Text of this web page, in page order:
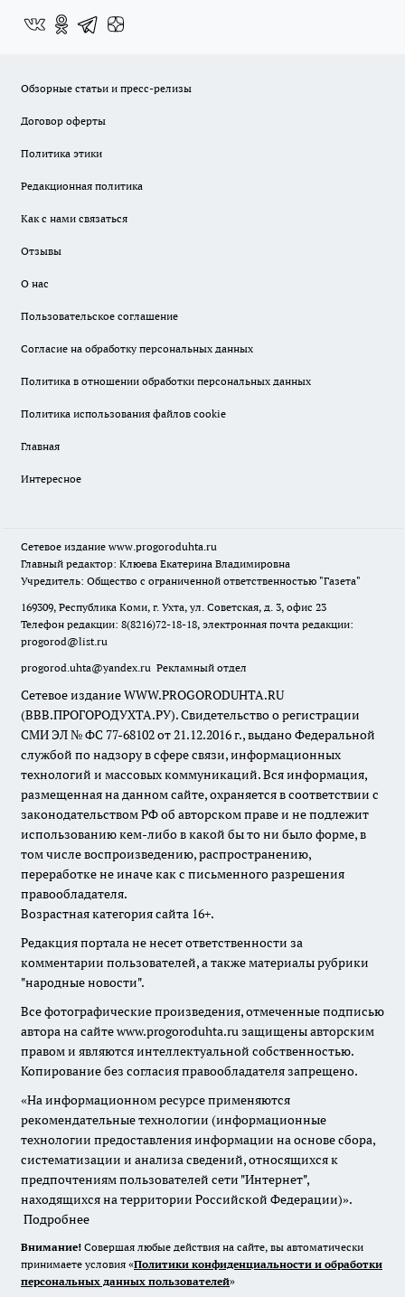
Обзорные статьи и пресс-релизы
Договор оферты
Политика этики
Редакционная политика
Как с нами связаться
Отзывы
О нас
Пользовательское соглашение
Согласие на обработку персональных данных
Политика в отношении обработки персональных данных
Политика использования файлов cookie
Главная
Интересное
Сетевое издание www.progoroduhta.ru
Главный редактор: Клюева Екатерина Владимировна
Учредитель: Общество с ограниченной ответственностью "Газета"
169309, Республика Коми, г. Ухта, ул. Советская, д. 3, офис 23
Телефон редакции: 8(8216)72-18-18, электронная почта редакции:
progorod@list.ru
progorod.uhta@yandex.ru Рекламный отдел
Сетевое издание WWW.PROGORODUHTA.RU
(ВВВ.ПРОГОРОДУХТА.РУ). Свидетельство о регистрации
СМИ ЭЛ № ФС 77-68102 от 21.12.2016 г., выдано Федеральной
службой по надзору в сфере связи, информационных
технологий и массовых коммуникаций. Вся информация,
размещенная на данном сайте, охраняется в соответствии с
законодательством РФ об авторском праве и не подлежит
использованию кем-либо в какой бы то ни было форме, в
том числе воспроизведению, распространению,
переработке не иначе как с письменного разрешения
правообладателя.
Возрастная категория сайта 16+.
Редакция портала не несет ответственности за
комментарии пользователей, а также материалы рубрики
"народные новости".
Все фотографические произведения, отмеченные подписью
автора на сайте www.progoroduhta.ru защищены авторским
правом и являются интеллектуальной собственностью.
Копирование без согласия правообладателя запрещено.
«На информационном ресурсе применяются
рекомендательные технологии (информационные
технологии предоставления информации на основе сбора,
систематизации и анализа сведений, относящихся к
предпочтениям пользователей сети "Интернет",
находящихся на территории Российской Федерации)».
Подробнее
Внимание! Совершая любые действия на сайте, вы автоматически
принимаете условия «Политики конфиденциальности и обработки
персональных данных пользователей»